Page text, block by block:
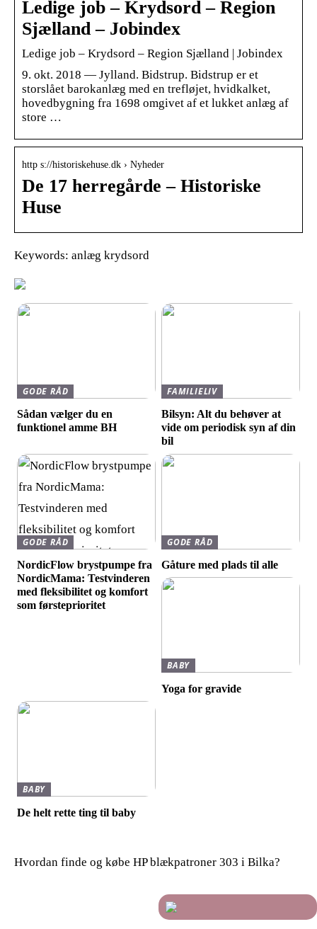
Ledige job – Krydsord – Region
Sjælland – Jobindex
Ledige job – Krydsord – Region Sjælland | Jobindex
9. okt. 2018 — Jylland. Bidstrup. Bidstrup er et
storslået barokanlæg med en trefløjet, hvidkalket,
hovedbygning fra 1698 omgivet af et lukket anlæg af
store …
http s://historiskehuse.dk › Nyheder
De 17 herregårde – Historiske
Huse
Keywords: anlæg krydsord
GODE RÅD
Sådan vælger du en
funktionel amme BH
FAMILIELIV
Bilsyn: Alt du behøver at
vide om periodisk syn af din
bil
GODE RÅD
NordicFlow brystpumpe fra
NordicMama: Testvinderen
med fleksibilitet og komfort
som førsteprioritet
GODE RÅD
Gåture med plads til alle
BABY
Yoga for gravide
BABY
De helt rette ting til baby
Hvordan finde og købe HP blækpatroner 303 i Bilka?